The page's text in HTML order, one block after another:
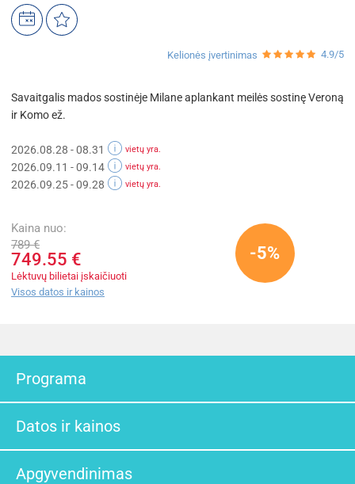
Kelionės įvertinimas 4.9/5
Savaitgalis mados sostinėje Milane aplankant meilės sostinę Veroną
ir Komo ež.
2026.08.28 - 08.31 vietų yra.
2026.09.11 - 09.14 vietų yra.
2026.09.25 - 09.28 vietų yra.
Kaina nuo:
789 €
749.55 €
Lėktuvų bilietai įskaičiuoti
-5%
Visos datos ir kainos
Programa
Datos ir kainos
Apgyvendinimas